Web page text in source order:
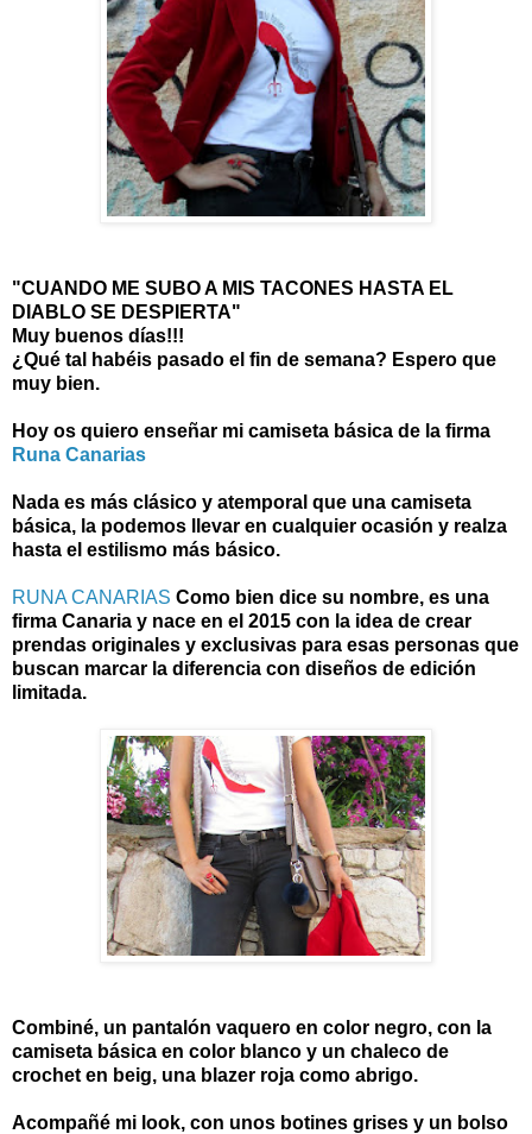
"CUANDO ME SUBO A MIS TACONES HASTA EL
DIABLO SE DESPIERTA"
Muy buenos días!!!
¿Qué tal habéis pasado el fin de semana? Espero que
muy bien.
Hoy os quiero enseñar mi camiseta básica de la firma
Runa Canarias
Nada es más clásico y atemporal que una camiseta
básica, la podemos llevar en cualquier ocasión y realza
hasta el estilismo más básico.
RUNA CANARIAS Como bien dice su nombre, es una
firma Canaria y nace en el 2015 con la idea de crear
prendas originales y exclusivas para esas personas que
buscan marcar la diferencia con diseños de edición
limitada.
Combiné, un pantalón vaquero en color negro, con la
camiseta básica en color blanco y un chaleco de
crochet en beig, una blazer roja como abrigo.
Acompañé mi look, con unos botines grises y un bolso